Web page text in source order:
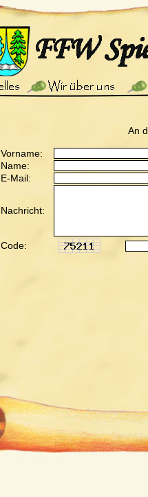
An
Vorname:
Name:
E-Mail:
Nachricht:
Code: